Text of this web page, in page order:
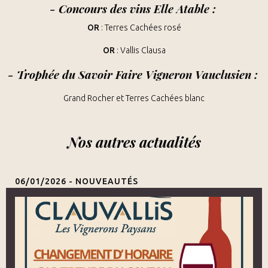
- Concours des vins Elle Atable :
OR : Terres Cachées rosé
OR : Vallis Clausa
- Trophée du Savoir Faire Vigneron Vauclusien :
Grand Rocher et Terres Cachées blanc
Nos autres actualités
06/01/2026 - NOUVEAUTÉS